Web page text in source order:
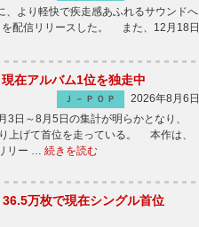
より軽快で疾走感あふれるサウンドへ
を配信リリースした。 また、12月18日
在アルバム1位を独走中
Ｊ－ＰＯＰ
2026年8月6日
日～8月5日の集計が明らかとなり、
上げて首位を走っている。 本作は、
リー … 続きを読む
36.5万枚で現在シングル首位